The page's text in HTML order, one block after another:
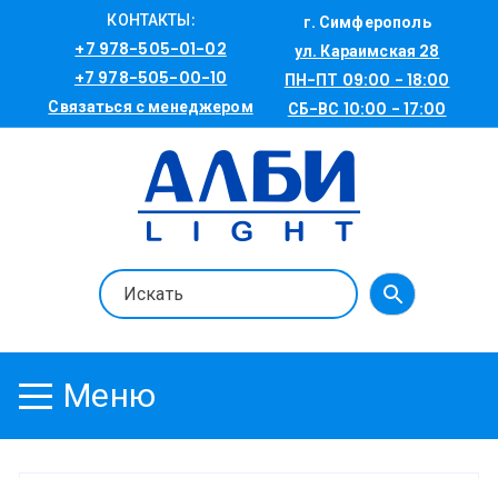
КОНТАКТЫ:
+7 978-505-01-02
+7 978-505-00-10
Связаться с менеджером
г. Симферополь
ул. Караимская 28
ПН-ПТ 09:00 - 18:00
СБ-ВС 10:00 - 17:00
Меню